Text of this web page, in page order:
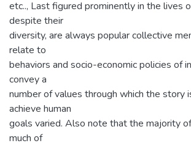
etc.., Last figured prominently in the lives
despite their
diversity, are always popular collective
relate to
behaviors and socio-economic policies of
convey a
number of values through which the story
achieve human
goals varied. Also note that the majority
much of